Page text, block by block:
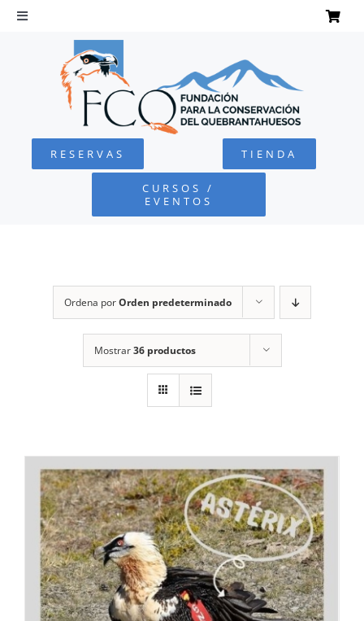
Saltar
Toggle
Navigation
QUEBRANTAHUESOS
FUNDACIÓN
CONTACTO
CARRITO
RESERVAS TIENDA
CURSOS /
EVENTOS
Ordena porOrden predeterminado
Mostrar36 productos